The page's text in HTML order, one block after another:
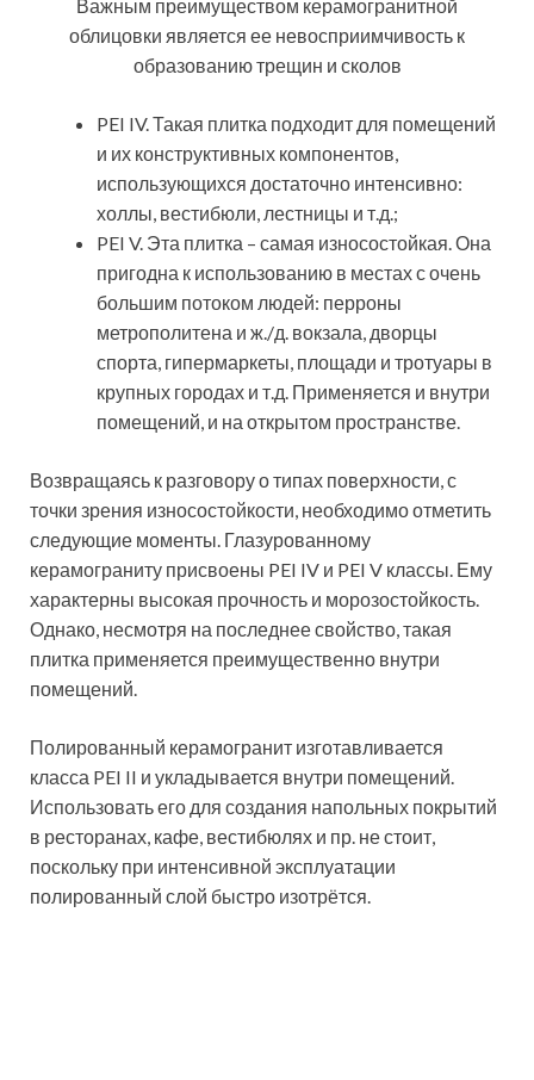
плиткой различных
материалов
Основное отличие элементов керамогранитного
напольного покрытия от керамического состоит,
скорее, не в технических характеристиках, а в
текстуре, имитирующей различные виды материалов.
Рассмотрим наиболее популярные дизайнерские
решения с этой точки зрения.
Покрытие изкерамогранита
для пола под дерево
Натуральная древесина имеет один недостаток:
продолжительность эксплуатации не всегда
удовлетворяет хозяев жилья. Керамогранитная
плитка может имитировать обыкновенную половую
доску, паркетные плитки или штучный паркет. По
внешнему виду материал почти не отличим от
натурального, а время эксплуатации намного
превышает этот показатель природного аналога.
Обратите внимание!Благодаря
хорошим показателям
теплопроводности, мастера часто
производят укладку керамогранита на